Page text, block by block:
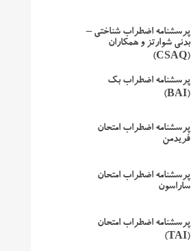
پرسشنامه اضطراب شناختی –
بدنی شوارتز و همکاران
(CSAQ)
پرسشنامه اضطراب بک
(BAI)
پرسشنامه اضطراب امتحان
فریدمن
پرسشنامه اضطراب امتحان
ساراسون
پرسشنامه اضطراب امتحان
(TAI)